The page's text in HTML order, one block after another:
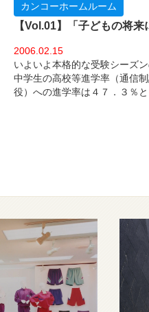
【Vol.01】「子どもの将来
2006.02.15
カンコーホームルーム
いよいよ本格的な受験シーズ
中学生の高校等進学率（通信
役）への進学率は４７．３％